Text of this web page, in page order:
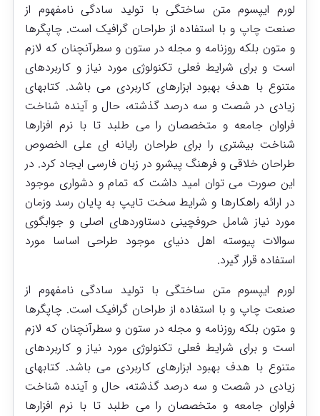
لورم ایپسوم متن ساختگی با تولید سادگی نامفهوم از
صنعت چاپ و با استفاده از طراحان گرافیک است. چاپگرها
و متون بلکه روزنامه و مجله در ستون و سطرآنچنان که لازم
است و برای شرایط فعلی تکنولوژی مورد نیاز و کاربردهای
متنوع با هدف بهبود ابزارهای کاربردی می باشد. کتابهای
زیادی در شصت و سه درصد گذشته، حال و آینده شناخت
فراوان جامعه و متخصصان را می طلبد تا با نرم افزارها
شناخت بیشتری را برای طراحان رایانه ای علی الخصوص
طراحان خلاقی و فرهنگ پیشرو در زبان فارسی ایجاد کرد. در
این صورت می توان امید داشت که تمام و دشواری موجود
در ارائه راهکارها و شرایط سخت تایپ به پایان رسد وزمان
مورد نیاز شامل حروفچینی دستاوردهای اصلی و جوابگوی
سوالات پیوسته اهل دنیای موجود طراحی اساسا مورد
استفاده قرار گیرد.
لورم ایپسوم متن ساختگی با تولید سادگی نامفهوم از
صنعت چاپ و با استفاده از طراحان گرافیک است. چاپگرها
و متون بلکه روزنامه و مجله در ستون و سطرآنچنان که لازم
است و برای شرایط فعلی تکنولوژی مورد نیاز و کاربردهای
متنوع با هدف بهبود ابزارهای کاربردی می باشد. کتابهای
زیادی در شصت و سه درصد گذشته، حال و آینده شناخت
فراوان جامعه و متخصصان را می طلبد تا با نرم افزارها